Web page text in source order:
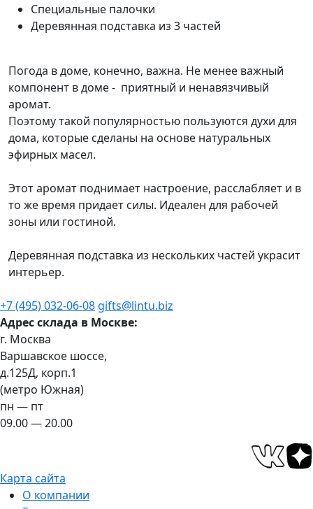
Специальные палочки
Деревянная подставка из 3 частей
Погода в доме, конечно, важна. Не менее важный
компонент в доме - приятный и ненавязчивый
аромат.
Поэтому такой популярностью пользуются духи для
дома, которые сделаны на основе натуральных
эфирных масел.
Этот аромат поднимает настроение, расслабляет и в
то же время придает силы. Идеален для рабочей
зоны или гостиной.
Деревянная подставка из нескольких частей украсит
интерьер.
+7 (495) 032-06-08 gifts@lintu.biz
Адрес склада в Москве:
г. Москва
Варшавское шоссе,
д.125Д, корп.1
(метро Южная)
пн — пт
09.00 — 20.00
Карта сайта
О компании